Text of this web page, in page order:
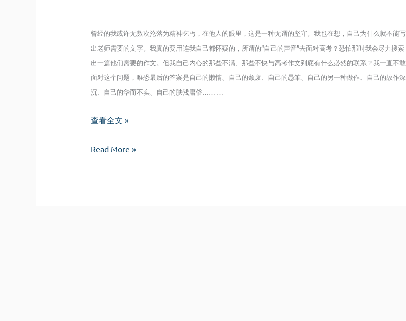
曾经的我或许无数次沦落为精神乞丐，在他人的眼里，这是一种无谓的坚守。我也在想，自己为什么就不能写
出老师需要的文字。我真的要用连我自己都怀疑的，所谓的“自己的声音”去面对高考？恐怕那时我会尽力搜索
出一篇他们需要的作文。但我自己内心的那些不满、那些不快与高考作文到底有什么必然的联系？我一直不敢
面对这个问题，唯恐最后的答案是自己的懒惰、自己的颓废、自己的愚笨、自己的另一种做作、自己的故作深
沉、自己的华而不实、自己的肤浅庸俗…… …
文
断
查看全文 »
文
Read More »